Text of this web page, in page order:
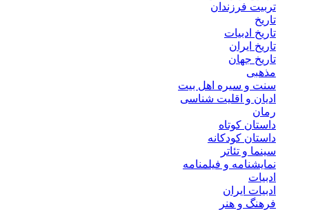
تربیت فرزندان
تاریخ
تاریخ ادبیات
تاریخ ایران
تاریخ جهان
مذهبی
سنت و سیره اهل بیت
ادیان و اقلیت شناسی
رمان
داستان کوتاه
داستان کودکانه
سینما و تئاتر
نمایشنامه و فیلمنامه
ادبیات
ادبیات ایران
فرهنگ و هنر